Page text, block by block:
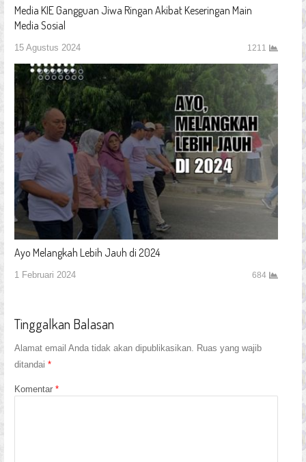
Media KIE Gangguan Jiwa Ringan Akibat Keseringan Main
Media Sosial
15 Agustus 2024 1211
Ayo Melangkah Lebih Jauh di 2024
1 Februari 2024 684
Tinggalkan Balasan
Alamat email Anda tidak akan dipublikasikan. Ruas yang wajib
ditandai *
Komentar *